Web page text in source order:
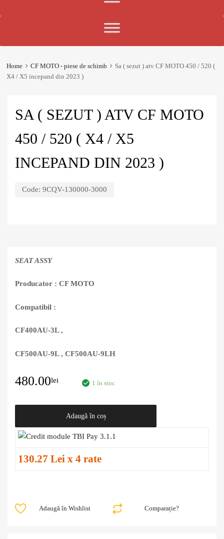
Home CF MOTO - piese de schimb
Sa ( sezut ) atv CF MOTO 450 / 520 (
X4 / X5 incepand din 2023 )
SA ( SEZUT ) ATV CF MOTO
450 / 520 ( X4 / X5
INCEPAND DIN 2023 )
Code: 9CQV-130000-3000
SEAT ASSY
Producator : CF MOTO
Compatibil :
CF400AU-3L ,
CF500AU-9L , CF500AU-9LH
480.00lei 1 în stoc
Adaugă în coș
130.27 Lei x 4 rate
Comparație?
Adaugă în Wishlist